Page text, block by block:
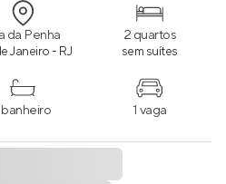
da Penha
Janeiro - RJ
2 quartos
sem suítes
banheiro 1 vaga